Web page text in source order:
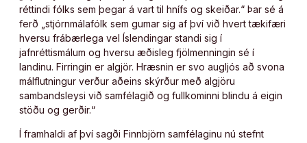
réttindi fólks sem þegar á vart til hnífs og skeiðar.“ Þar sé á
ferð „stjórnmálafólk sem gumar sig af því við hvert tækifæri
hversu frábærlega vel Íslendingar standi sig í
jafnréttismálum og hversu æðisleg fjölmenningin sé í
landinu. Firringin er algjör. Hræsnin er svo augljós að svona
málflutningur verður aðeins skýrður með algjöru
sambandsleysi við samfélagið og fullkominni blindu á eigin
stöðu og gerðir.“
Í framhaldi af því sagði Finnbjörn samfélaginu nú stefnt